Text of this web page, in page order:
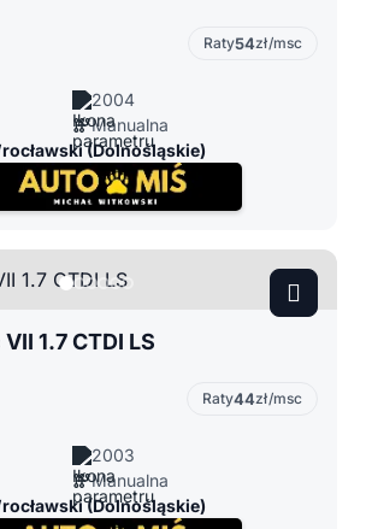
Raty54zł/msc
2004
Manualna
(Dolnośląskie)
1.7 CTDI LS
Raty44zł/msc
2003
Manualna
(Dolnośląskie)